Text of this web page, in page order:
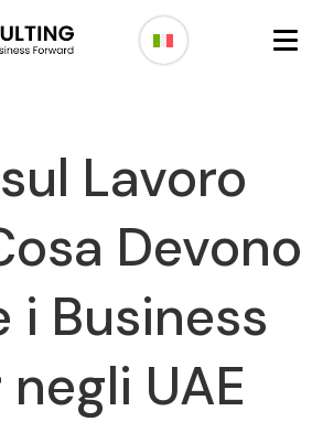
Lavoro
Devono
i Business
UAE